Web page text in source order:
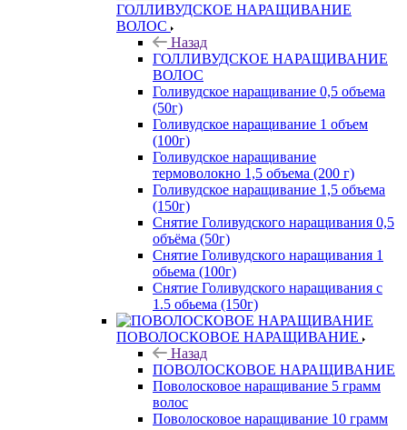
ГОЛЛИВУДСКОЕ НАРАЩИВАНИЕ
ВОЛОС
Назад
ГОЛЛИВУДСКОЕ НАРАЩИВАНИЕ
ВОЛОС
Голивудское наращивание 0,5 объема
(50г)
Голивудское наращивание 1 объем
(100г)
Голивудское наращивание
термоволокно 1,5 объема (200 г)
Голивудское наращивание 1,5 объема
(150г)
Снятие Голивудского наращивания 0,5
объёма (50г)
Снятие Голивудского наращивания 1
обьема (100г)
Снятие Голивудского наращивания с
1.5 обьема (150г)
ПОВОЛОСКОВОЕ НАРАЩИВАНИЕ
Назад
ПОВОЛОСКОВОЕ НАРАЩИВАНИЕ
Поволосковое наращивание 5 грамм
волос
Поволосковое наращивание 10 грамм